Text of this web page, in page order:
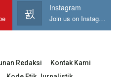
Instagram
Join us on Instagram
Redaksi
Kontak Kami